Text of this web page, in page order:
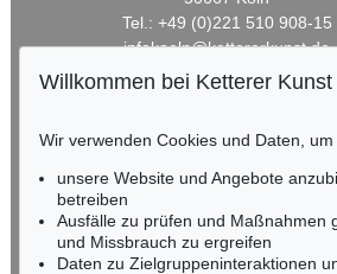
Tel.: +49 (0)221 510 908-15
infokoeln@kettererkunst.de
HESSEN
Miriam Heß
Tel.: +49 (0)62 21 58 80-038
Fax: +49 (0)62 21 58 80-595
Willkommen bei Ketterer Kunst
Wir verwenden Cookies und Daten, um
unsere Website und Angebote
betreiben
Ausfälle zu prüfen und Maßnahmen
und Missbrauch zu ergreifen
Daten zu Zielgruppeninteraktionen